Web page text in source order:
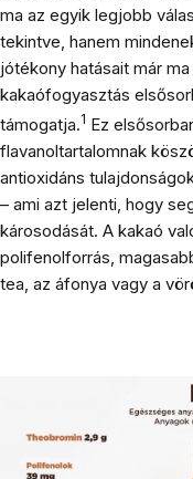
ma az egyik legjobb
tekintve, hanem
jótékony hatásait már
kakaófogyasztás
támogatja.1 Ez
flavanoltartalomnak
antioxidáns
– ami azt jelenti, hogy
károsodását. A kakaó
polifenolforrás,
tea, az áfonya vagy a